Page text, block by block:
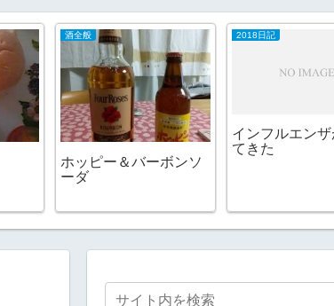
酒全般
ホッピー＆バーボンソ
ーダ
2018日記
インフルエンザ
てきた